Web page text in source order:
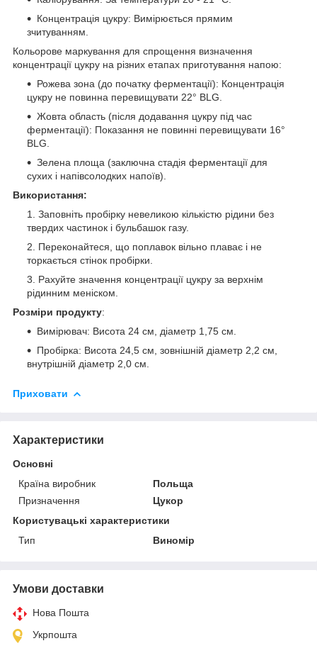
Концентрація цукру: Вимірюється прямим
зчитуванням.
Кольорове маркування для спрощення визначення
концентрації цукру на різних етапах приготування напою:
Рожева зона (до початку ферментації): Концентрація
цукру не повинна перевищувати 22° BLG.
Жовта область (після додавання цукру під час
ферментації): Показання не повинні перевищувати 16°
BLG.
Зелена площа (заключна стадія ферментації для
сухих і напівсолодких напоїв).
Використання:
Заповніть пробірку невеликою кількістю рідини без
твердих частинок і бульбашок газу.
Переконайтеся, що поплавок вільно плаває і не
торкається стінок пробірки.
Рахуйте значення концентрації цукру за верхнім
рідинним меніском.
Розміри продукту:
Вимірювач: Висота 24 см, діаметр 1,75 см.
Пробірка: Висота 24,5 см, зовнішній діаметр 2,2 см,
внутрішній діаметр 2,0 см.
Приховати
Характеристики
Основні
Країна виробник
Польща
Призначення
Цукор
Користувацькі характеристики
Тип
Виномір
Умови доставки
Нова Пошта
Укрпошта